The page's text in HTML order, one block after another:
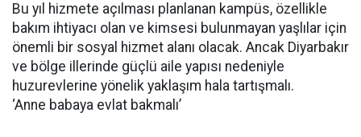
Bu yıl hizmete açılması planlanan kampüs, özellikle
bakım ihtiyacı olan ve kimsesi bulunmayan yaşlılar için
önemli bir sosyal hizmet alanı olacak. Ancak Diyarbakır
ve bölge illerinde güçlü aile yapısı nedeniyle
huzurevlerine yönelik yaklaşım hala tartışmalı.
‘Anne babaya evlat bakmalı’